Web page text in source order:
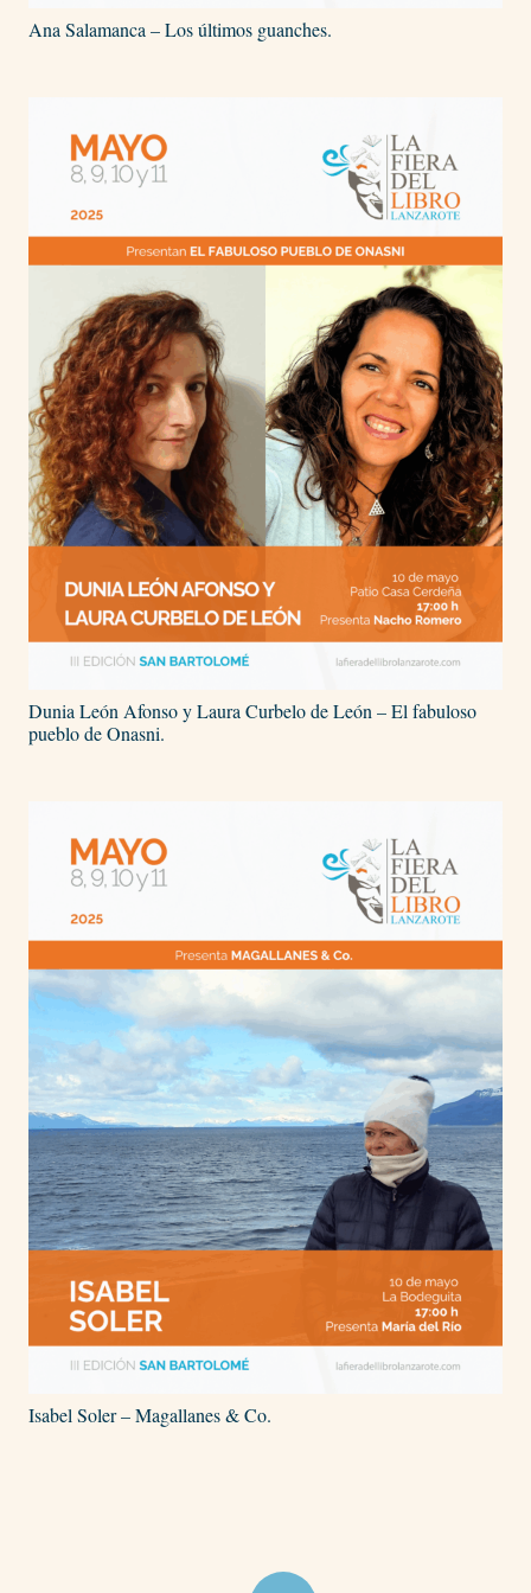
Ana Salamanca – Los últimos guanches.
Dunia León Afonso y Laura Curbelo de León – El fabuloso
pueblo de Onasni.
Isabel Soler – Magallanes & Co.